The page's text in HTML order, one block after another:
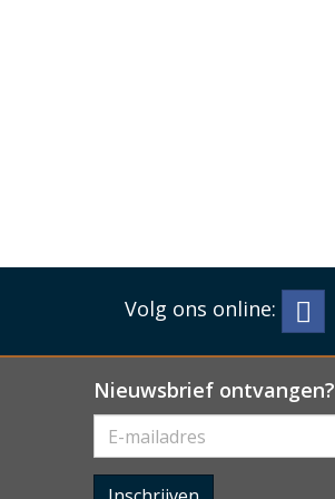
Volg ons online:
Nieuwsbrief ontvangen?